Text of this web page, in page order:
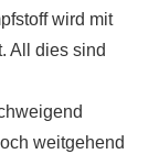
wird mit
All dies sind
weitgehend